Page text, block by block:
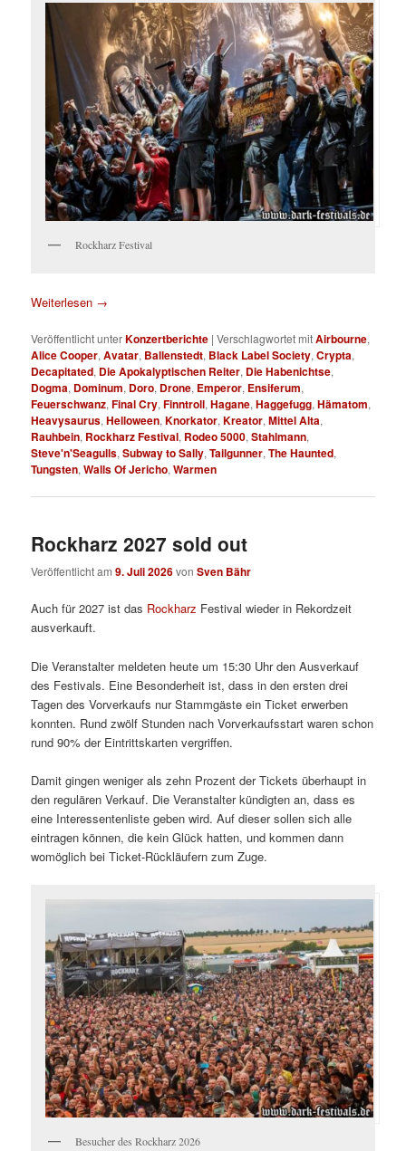
Rockharz Festival
Weiterlesen →
Veröffentlicht unterKonzertberichte |Verschlagwortet mitAirbourne,
Alice Cooper,Avatar, Ballenstedt, Black Label Society,Crypta,
Decapitated, Die Apokalyptischen Reiter, Die Habenichtse,
Dogma, Dominum, Doro, Drone, Emperor, Ensiferum,
Feuerschwanz,Final Cry,Finntroll,Hagane,Haggefugg,Hämatom,
Heavysaurus,Helloween,Knorkator,Kreator,Mittel Alta,
Rauhbein, Rockharz Festival, Rodeo 5000,Stahlmann,
Steve'n'Seagulls,Subway to Sally,Tailgunner,The Haunted,
Tungsten,Walls Of Jericho,Warmen
Rockharz 2027 sold out
Veröffentlicht am9. Juli 2026vonSven Bähr
Auch für 2027 ist das Rockharz Festival wieder in Rekordzeit
ausverkauft.
Die Veranstalter meldeten heute um 15:30 Uhr den Ausverkauf
des Festivals. Eine Besonderheit ist, dass in den ersten drei
Tagen des Vorverkaufs nur Stammgäste ein Ticket erwerben
konnten. Rund zwölf Stunden nach Vorverkaufsstart waren schon
rund 90% der Eintrittskarten vergriffen.
Damit gingen weniger als zehn Prozent der Tickets überhaupt in
den regulären Verkauf. Die Veranstalter kündigten an, dass es
eine Interessentenliste geben wird. Auf dieser sollen sich alle
eintragen können, die kein Glück hatten, und kommen dann
womöglich bei Ticket-Rückläufern zum Zuge.
Besucher des Rockharz 2026